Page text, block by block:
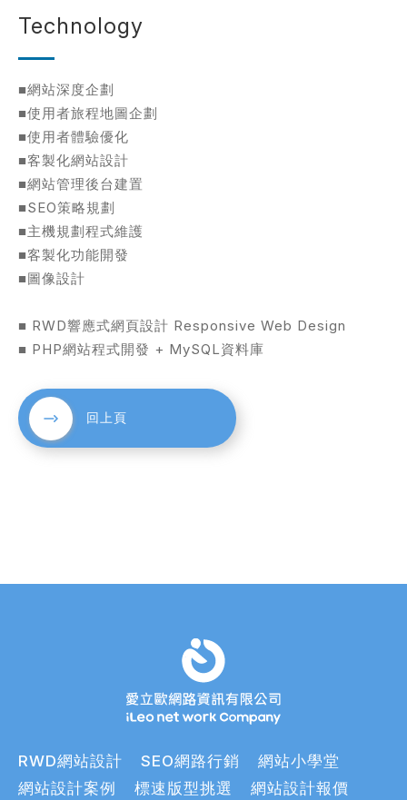
Technology
■網站深度企劃
■使用者旅程地圖企劃
■使用者體驗優化
■客製化網站設計
■網站管理後台建置
■SEO策略規劃
■主機規劃程式維護
■客製化功能開發
■圖像設計
■ RWD響應式網頁設計 Responsive Web Design
■ PHP網站程式開發 + MySQL資料庫
回上頁
RWD網站設計 SEO網路行銷
網站小學堂
網站設計案例
標速版型挑選 網站設計報價